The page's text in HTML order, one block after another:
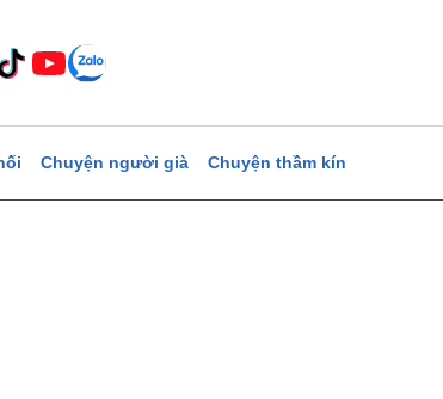
Chuyện người già Chuyện thầm kín